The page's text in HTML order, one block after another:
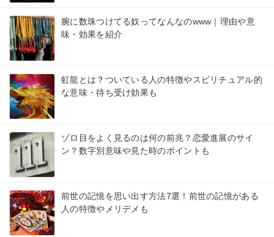
腕に数珠つけてる奴ってなんなのwww｜理由や意
味・効果を紹介
虹龍とは？ついている人の特徴やスピリチュアル的
な意味・待ち受け効果も
ゾロ目をよく見るのは何の前兆？恋愛進展のサイ
ン？数字別意味や見た時のポイントも
前世の記憶を思い出す方法7選！前世の記憶がある
人の特徴やメリデメも